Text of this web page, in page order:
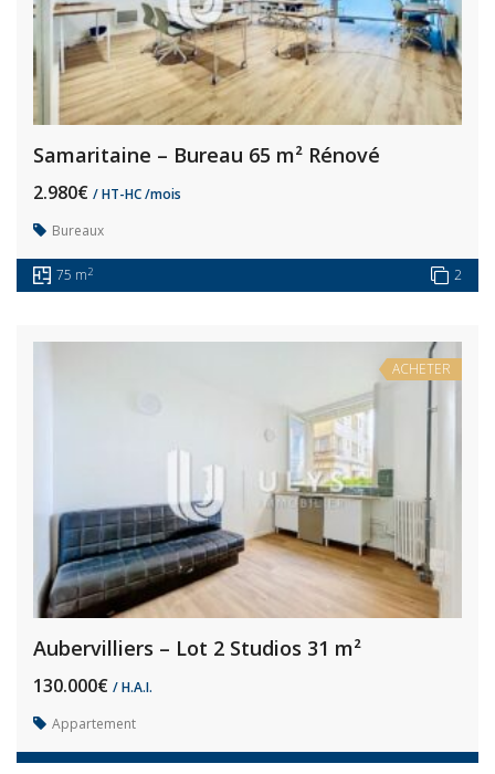
Samaritaine – Bureau 65 m² Rénové
2.980€ / HT-HC /mois
Bureaux
75 m2 2
ACHETER
Aubervilliers – Lot 2 Studios 31 m²
130.000€ / H.A.I.
Appartement